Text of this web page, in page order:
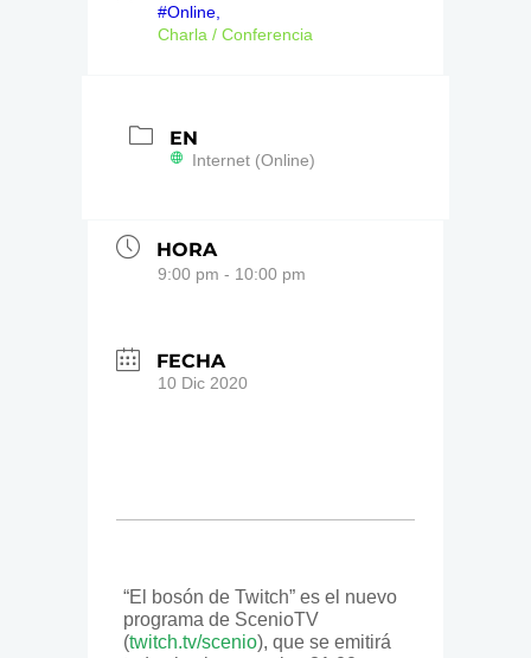
#Online,
Charla / Conferencia
EN
Internet (Online)
HORA
9:00 pm - 10:00 pm
FECHA
10 Dic 2020
“El bosón de Twitch” es el nuevo
programa de ScenioTV
(twitch.tv/scenio), que se emitirá